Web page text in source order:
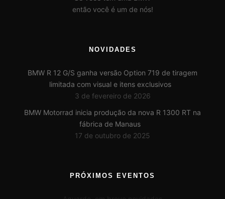
então você é um de nós!
NOVIDADES
BMW R 12 G/S ganha versão Option 719 de tiragem
limitada com visual e itens exclusivos
3 de fevereiro de 2026
BMW Motorrad inicia produção da nova R 1300 RT na
fábrica de Manaus
17 de outubro de 2025
PRÓXIMOS EVENTOS